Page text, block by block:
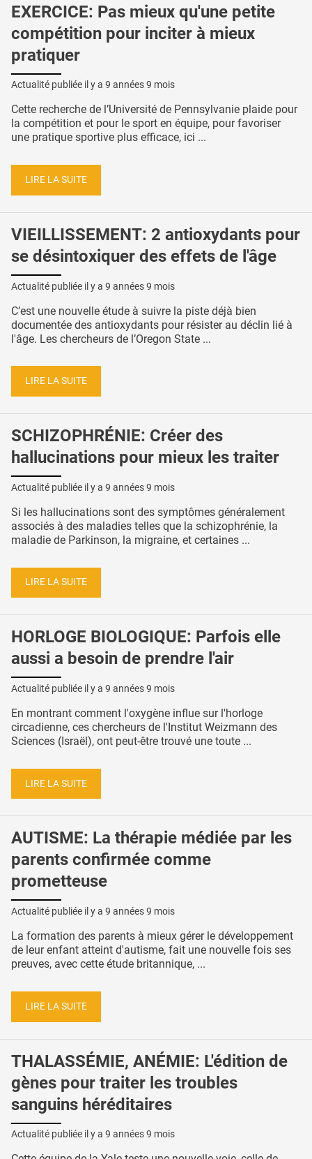
EXERCICE: Pas mieux qu'une petite
compétition pour inciter à mieux
pratiquer
Actualité publiée il y a 9 années 9 mois
Cette recherche de l’Université de Pennsylvanie plaide pour
la compétition et pour le sport en équipe, pour favoriser
une pratique sportive plus efficace, ici ...
LIRE LA SUITE
VIEILLISSEMENT: 2 antioxydants pour
se désintoxiquer des effets de l'âge
Actualité publiée il y a 9 années 9 mois
C’est une nouvelle étude à suivre la piste déjà bien
documentée des antioxydants pour résister au déclin lié à
l'âge. Les chercheurs de l’Oregon State ...
LIRE LA SUITE
SCHIZOPHRÉNIE: Créer des
hallucinations pour mieux les traiter
Actualité publiée il y a 9 années 9 mois
Si les hallucinations sont des symptômes généralement
associés à des maladies telles que la schizophrénie, la
maladie de Parkinson, la migraine, et certaines ...
LIRE LA SUITE
HORLOGE BIOLOGIQUE: Parfois elle
aussi a besoin de prendre l'air
Actualité publiée il y a 9 années 9 mois
En montrant comment l'oxygène influe sur l'horloge
circadienne, ces chercheurs de l'Institut Weizmann des
Sciences (Israël), ont peut-être trouvé une toute ...
LIRE LA SUITE
AUTISME: La thérapie médiée par les
parents confirmée comme
prometteuse
Actualité publiée il y a 9 années 9 mois
La formation des parents à mieux gérer le développement
de leur enfant atteint d'autisme, fait une nouvelle fois ses
preuves, avec cette étude britannique, ...
LIRE LA SUITE
THALASSÉMIE, ANÉMIE: L'édition de
gènes pour traiter les troubles
sanguins héréditaires
Actualité publiée il y a 9 années 9 mois